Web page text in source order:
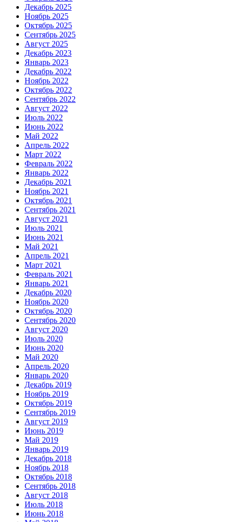
Декабрь 2025
Ноябрь 2025
Октябрь 2025
Сентябрь 2025
Август 2025
Декабрь 2023
Январь 2023
Декабрь 2022
Ноябрь 2022
Октябрь 2022
Сентябрь 2022
Август 2022
Июль 2022
Июнь 2022
Май 2022
Апрель 2022
Март 2022
Февраль 2022
Январь 2022
Декабрь 2021
Ноябрь 2021
Октябрь 2021
Сентябрь 2021
Август 2021
Июль 2021
Июнь 2021
Май 2021
Апрель 2021
Март 2021
Февраль 2021
Январь 2021
Декабрь 2020
Ноябрь 2020
Октябрь 2020
Сентябрь 2020
Август 2020
Июль 2020
Июнь 2020
Май 2020
Апрель 2020
Январь 2020
Декабрь 2019
Ноябрь 2019
Октябрь 2019
Сентябрь 2019
Август 2019
Июнь 2019
Май 2019
Январь 2019
Декабрь 2018
Ноябрь 2018
Октябрь 2018
Сентябрь 2018
Август 2018
Июль 2018
Июнь 2018